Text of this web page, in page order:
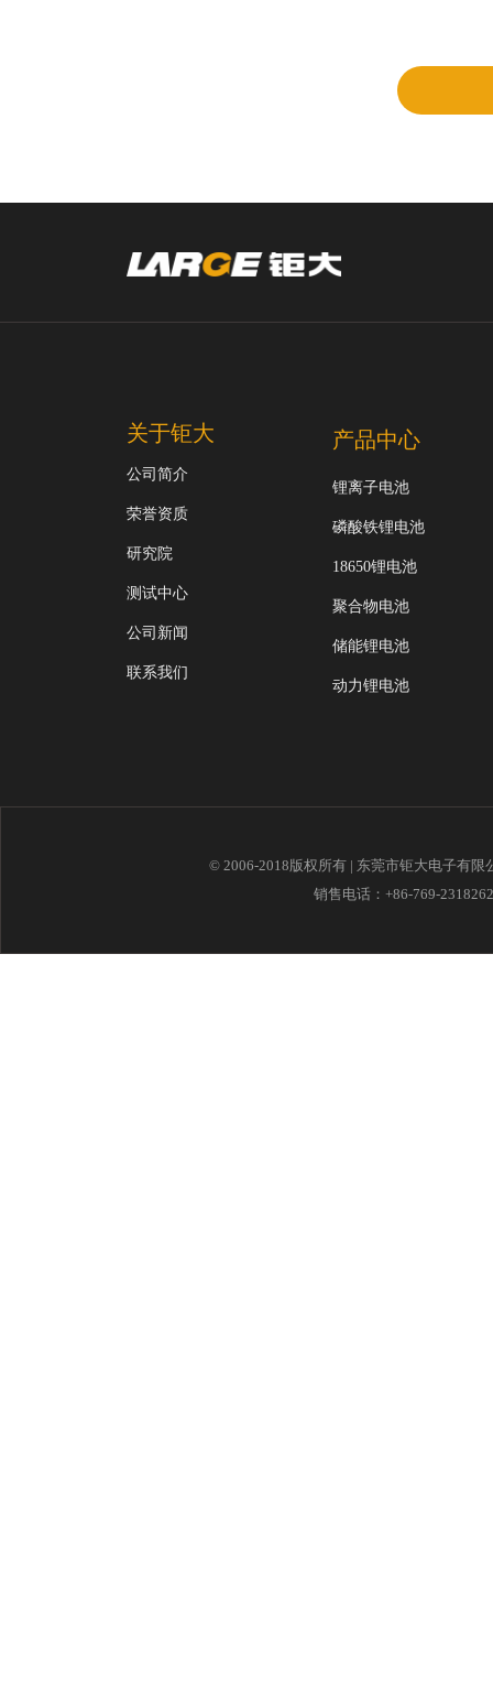
关于钜大
公司简介
荣誉资质
研究院
测试中心
公司新闻
联系我们
产品中心
锂离子电池
磷酸铁锂电池
18650锂电池
聚合物电池
储能锂电池
动力锂电池
© 2006-2018版权所有 | 东莞市钜大电子有
销售电话：+86-769-